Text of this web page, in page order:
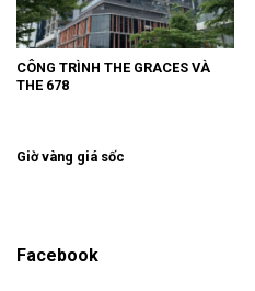
CÔNG TRÌNH THE GRACES VÀ
THE 678
Giờ vàng giá sốc
Facebook